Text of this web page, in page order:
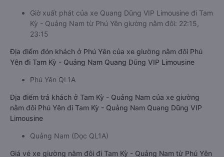
Giờ xuất phát của xe Quang Dũng VIP Limousine đi Tam
Kỳ - Quảng Nam từ Phú Yên giường nằm đôi: 22:15,
23:15
Địa điểm đón khách ở Phú Yên của xe giường nằm đôi Phú
Yên đi Tam Kỳ - Quảng Nam Quang Dũng VIP Limousine
Phú Yên QL1A
Địa điểm trả khách ở Tam Kỳ - Quảng Nam của xe giường
nằm đôi Phú Yên đi Tam Kỳ - Quảng Nam Quang Dũng VIP
Limousine
Quảng Nam (Dọc QL1A)
Giá vé xe giường nằm đôi đi Tam Kỳ - Quảng Nam từ Phú Yên